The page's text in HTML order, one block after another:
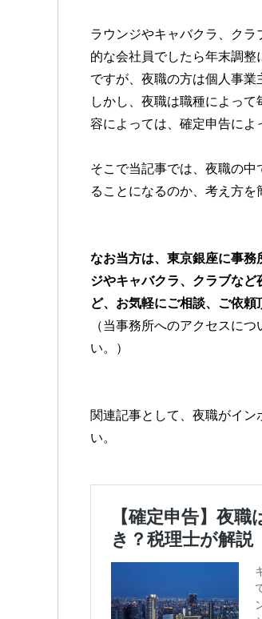
ラウンジやキャバクラ、ク
的な会社員でしたら年末調
ですが、夜職の方は個人事業
しかし、夜職は職種によっ
容によっては、確定申告によ
そこで当記事では、夜職の
ることになるのか、考え方を
なお当方は、東京銀座に事
ジやキャバクラ、クラブな
ど、お気軽にご相談、ご依頼
（当事務所へのアクセスにつ
い。）
関連記事として、夜職がイ
い。